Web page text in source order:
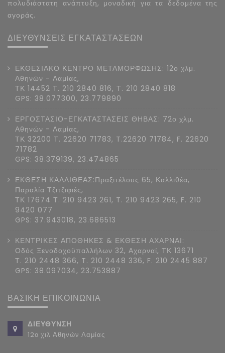
πολυδιάστατη ανάπτυξη, μοναδική για τα δεδομένα της
αγοράς.
ΔΙΕΥΘΥΝΣΕΙΣ ΕΓΚΑΤΑΣΤΑΣΕΩΝ
ΕΚΘΕΣΙΑΚΟ ΚΕΝΤΡΟ ΜΕΤΑΜΟΡΦΩΣΗΣ: 12ο χλμ.
Αθηνών - Λαμίας,
ΤΚ 14452 Τ. 210 2840 816, Τ. 210 2840 818
GPS: 38.077300, 23.779890
ΕΡΓΟΣΤΑΣΙΟ-ΕΓΚΑΤΑΣΤΑΣΕΙΣ ΘΗΒΑΣ: 72ο χλμ.
Αθηνών - Λαμίας,
ΤΚ 32200 Τ. 22620 71783, T.22620 71784, F. 22620
71782
GPS: 38.379139, 23.474865
ΕΚΘΕΣΗ ΚΑΛΛΙΘΕΑΣ:Πραξιτέλους 65, Καλλιθέα,
Παραλία Τζιτζιφιές,
ΤΚ 17674 Τ. 210 9423 261, T. 210 9423 265, F. 210
9420 077
GPS: 37.943018, 23.686513
ΚΕΝΤΡΙΚΕΣ ΑΠΟΘΗΚΕΣ & ΕΚΘΕΣΗ ΑΧΑΡΝΑΙ:
Οδός Ξενοδοχοϋπαλλήλων 32, Αχαρναί, ΤΚ 13671
Τ. 210 2448 366, T. 210 2448 336, F. 210 2445 887
GPS: 38.097034, 23.753887
ΒΑΣΙΚΗ ΕΠΙΚΟΙΝΩΝΙΑ
ΔΙΕΥΘΥΝΣΗ
12ο χιλ Αθηνών Λαμίας